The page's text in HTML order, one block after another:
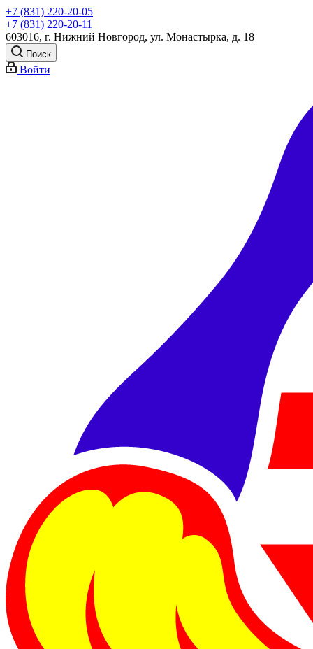
+7 (831) 220-20-05
+7 (831) 220-20-11
603016, г. Нижний Новгород, ул. Монастырка, д. 18
Поиск
Войти